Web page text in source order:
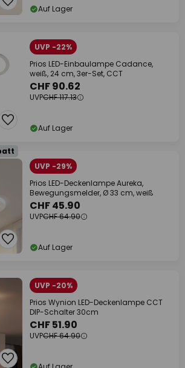
Auf Lager
UVP -22%
Prios LED-Einbaulampe Cadance,
weiß, 24 cm, 3er-Set, CCT
CHF 90.62
UVPCHF 117.13
Auf Lager
UVP -29%
Prios LED-Deckenlampe Aureka,
Bewegungsmelder, Ø 33 cm, weiß
CHF 45.90
UVPCHF 64.90
Auf Lager
UVP -20%
Prios Wynion LED-Deckenlampe CCT
DIP-Schalter 30cm
CHF 51.90
UVPCHF 64.90